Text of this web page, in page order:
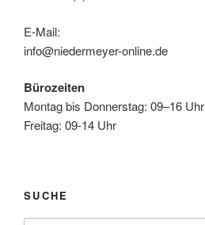
E-Mail:
info@niedermeyer-online.de
Bürozeiten
Montag bis Donnerstag: 09–16 Uhr
Freitag: 09-14 Uhr
SUCHE